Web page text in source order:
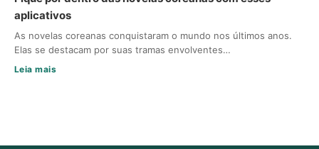
aplicativos
As novelas coreanas conquistaram o mundo nos últimos anos.
Elas se destacam por suas tramas envolventes…
Leia mais